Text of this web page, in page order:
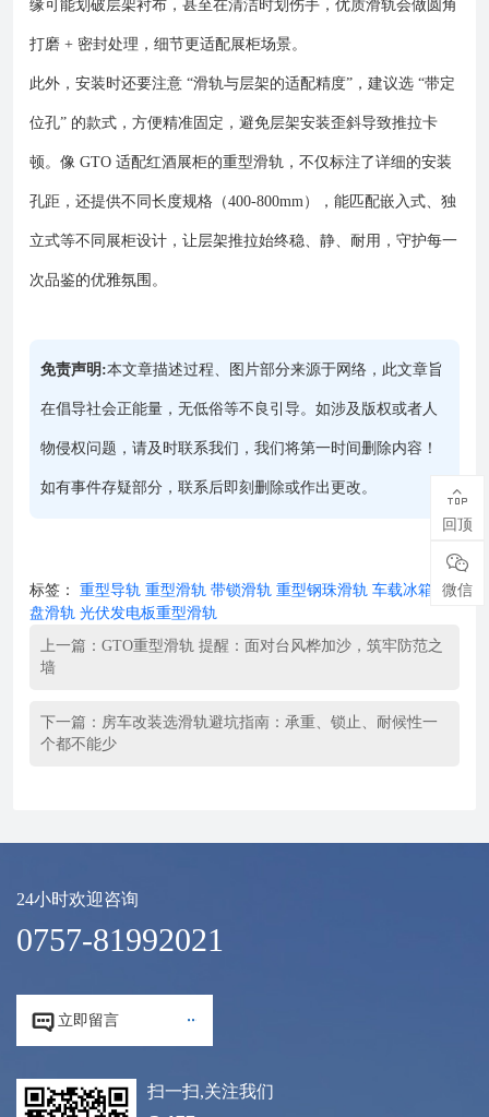
缘可能划破层架衬布，甚至在清洁时划伤手，优质滑轨会做圆角
打磨 + 密封处理，细节更适配展柜场景。
此外，安装时还要注意 “滑轨与层架的适配精度”，建议选 “带定
位孔” 的款式，方便精准固定，避免层架安装歪斜导致推拉卡
顿。像 GTO 适配红酒展柜的重型滑轨，不仅标注了详细的安装
孔距，还提供不同长度规格（400-800mm），能匹配嵌入式、独
立式等不同展柜设计，让层架推拉始终稳、静、耐用，守护每一
次品鉴的优雅氛围。
免责声明:本文章描述过程、图片部分来源于网络，此文章旨
在倡导社会正能量，无低俗等不良引导。如涉及版权或者人
物侵权问题，请及时联系我们，我们将第一时间删除内容！
如有事件存疑部分，联系后即刻删除或作出更改。
标签： 重型导轨 重型滑轨 带锁滑轨 重型钢珠滑轨 车载冰箱托
盘滑轨 光伏发电板重型滑轨
上一篇： GTO重型滑轨 提醒：面对台风桦加沙，筑牢防范之
墙
下一篇： 房车改装选滑轨避坑指南：承重、锁止、耐候性一
个都不能少
24小时欢迎咨询
0757-81992021
 立即留言 
扫一扫,关注我们

回顶

微信